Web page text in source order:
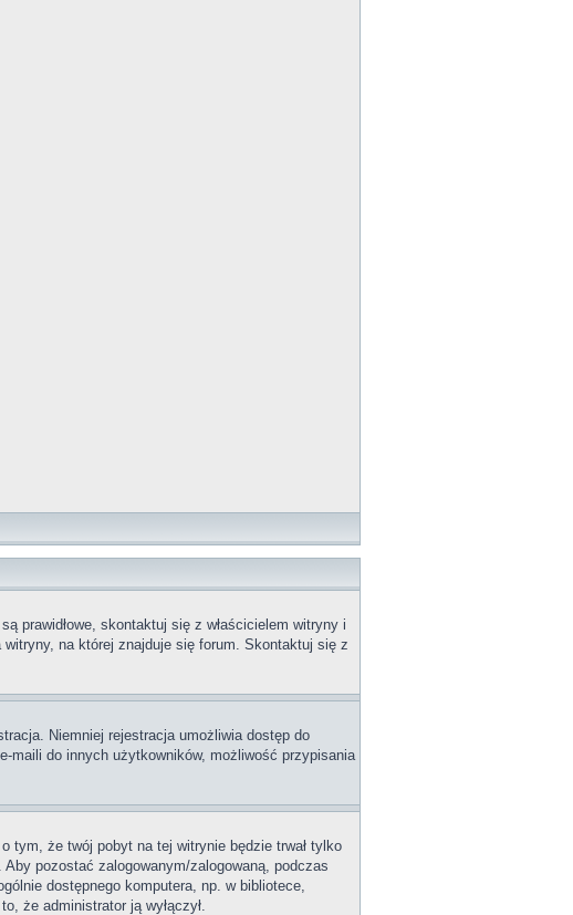
prawidłowe, skontaktuj się z właścicielem witryny i
na której znajduje się forum. Skontaktuj się z
Niemniej rejestracja umożliwia dostęp do
maili do innych użytkowników, możliwość przypisania
tym, że twój pobyt na tej witrynie będzie trwał tylko
pozostać zalogowanym/zalogowaną, podczas
dostępnego komputera, np. w bibliotece,
że administrator ją wyłączył.